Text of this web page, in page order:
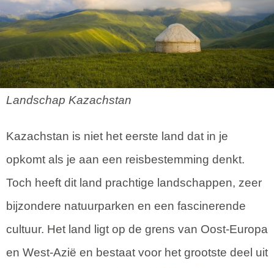
Landschap Kazachstan
Kazachstan is niet het eerste land dat in je
opkomt als je aan een reisbestemming denkt.
Toch heeft dit land prachtige landschappen, zeer
bijzondere natuurparken en een fascinerende
cultuur. Het land ligt op de grens van Oost-Europa
en West-Azië en bestaat voor het grootste deel uit